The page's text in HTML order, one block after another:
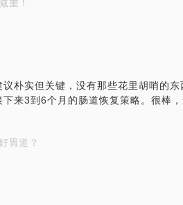
。如您或您的家人有诊疗需求，在行
重！
朴实但关键，没有那些花里胡哨的
来3到6个月的肠道恢复策略。很棒
胃道？